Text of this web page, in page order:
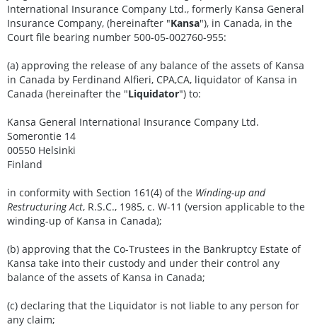
International Insurance Company Ltd., formerly Kansa General
Insurance Company, (hereinafter "Kansa"), in Canada, in the
Court file bearing number 500-05-002760-955:
(a) approving the release of any balance of the assets of Kansa
in Canada by Ferdinand Alfieri, CPA,CA, liquidator of Kansa in
Canada (hereinafter the "Liquidator") to:
Kansa General International Insurance Company Ltd.
Somerontie 14
00550 Helsinki
Finland
in conformity with Section 161(4) of the Winding-up and
Restructuring Act, R.S.C., 1985, c. W-11 (version applicable to the
winding-up of Kansa in Canada);
(b) approving that the Co-Trustees in the Bankruptcy Estate of
Kansa take into their custody and under their control any
balance of the assets of Kansa in Canada;
(c) declaring that the Liquidator is not liable to any person for
any claim;